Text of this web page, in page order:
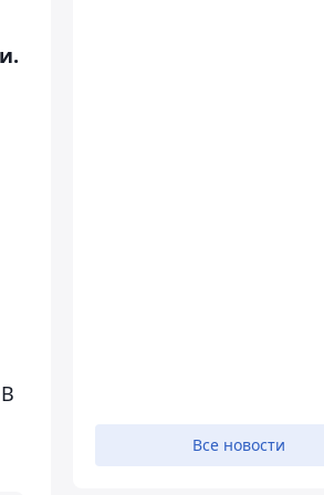
Все новости